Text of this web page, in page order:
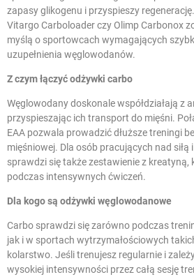
zapasy glikogenu i przyspieszy
Vitargo Carboloader czy Olimp Carbonox
myślą o sportowcach wymagających
uzupełnienia węglowodanów.
Z czym łączyć odżywki carbo
Węglowodany doskonale współdziałają z
przyspieszając ich transport do mięśni.
EAA pozwala prowadzić dłuższe treningi
mięśniowej. Dla osób pracujących nad siłą
sprawdzi się także zestawienie z kreatyną,
podczas intensywnych ćwiczeń.
Dla kogo są odżywki węglowodanowe
Carbo sprawdzi się zarówno podczas
jak i w sportach wytrzymałościowych
kolarstwo. Jeśli trenujesz regularnie i
wysokiej intensywności przez całą sesję